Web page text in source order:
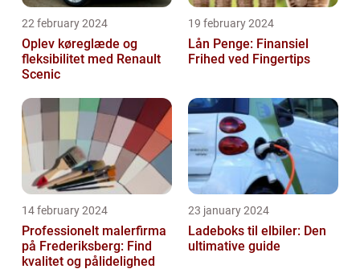
22 february 2024
Oplev køreglæde og
fleksibilitet med Renault
Scenic
19 february 2024
Lån Penge: Finansiel
Frihed ved Fingertips
14 february 2024
Professionelt malerfirma
på Frederiksberg: Find
kvalitet og pålidelighed
23 january 2024
Ladeboks til elbiler: Den
ultimative guide